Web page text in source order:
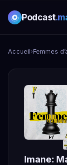
Podcast
Accueil›Femmes
Imane: